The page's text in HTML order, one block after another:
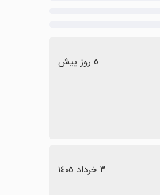
٥ روز پیش
٣ خرداد ١٤٠٥